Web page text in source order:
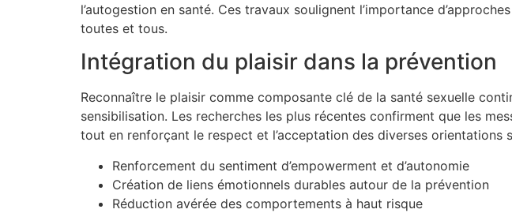
l’autogestion en santé. Ces travaux soulignent l’importance
toutes et tous.
Intégration du plaisir dans la prévention
Reconnaître le plaisir comme composante clé de la santé sexuelle
sensibilisation. Les recherches les plus récentes confirment que les
tout en renforçant le respect et l’acceptation des diverses orientations
Renforcement du sentiment d’empowerment et d’autonomie
Création de liens émotionnels durables autour de la prévention
Réduction avérée des comportements à haut risque